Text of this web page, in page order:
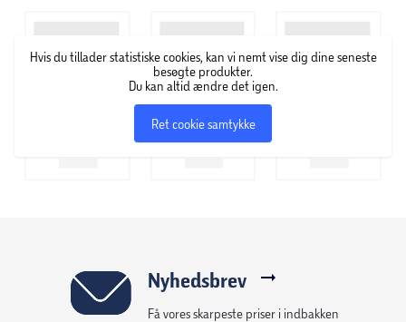
Hvis du tillader statistiske cookies, kan vi nemt vise dig dine seneste
besøgte produkter.
Du kan altid ændre det igen.
Ret cookie samtykke
Nyhedsbrev
Få vores skarpeste priser i indbakken